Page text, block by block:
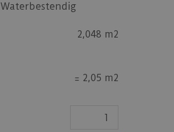
Waterbestendig
2,048 m2
= 2,05 m2